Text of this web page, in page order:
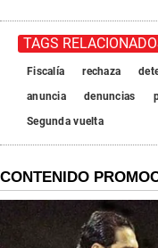
TAGS
Fiscalía rechaza
anuncia
denuncias
Segunda vuelta